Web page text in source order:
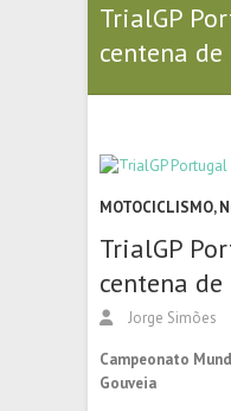
TrialGP
centena
MOTOCICLISMO,
TrialGP
centena
Jorge Simões
Campeonato
Gouveia